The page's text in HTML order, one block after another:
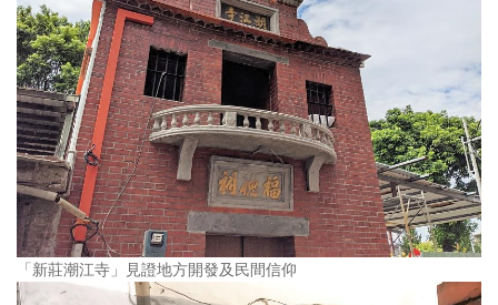
「新莊潮江寺」見證地方開發及民間信仰